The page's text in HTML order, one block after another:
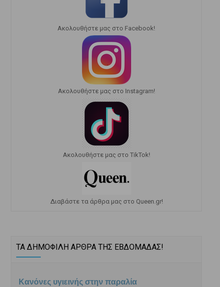
Ακολουθήστε μας στο Facebook!
Ακολουθήστε μας στο Instagram!
Ακολουθήστε μας στο TikTok!
Διαβάστε τα άρθρα μας στο Queen.gr!
ΤΑ ΔΗΜΟΦΙΛΗ ΑΡΘΡΑ ΤΗΣ ΕΒΔΟΜΑΔΑΣ!
Κανόνες υγιεινής στην παραλία